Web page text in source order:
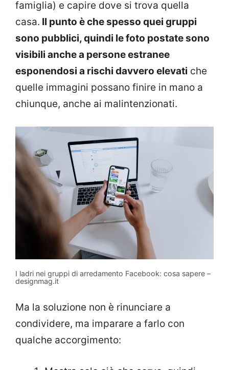
famiglia) e capire dove si trova quella
casa. Il punto è che spesso quei gruppi
sono pubblici, quindi le foto postate sono
visibili anche a persone estranee
esponendosi a rischi davvero elevati che
quelle immagini possano finire in mano a
chiunque, anche ai malintenzionati.
I ladri nei gruppi di arredamento Facebook: cosa sapere –
designmag.it
Ma la soluzione non è rinunciare a
condividere, ma imparare a farlo con
qualche accorgimento: